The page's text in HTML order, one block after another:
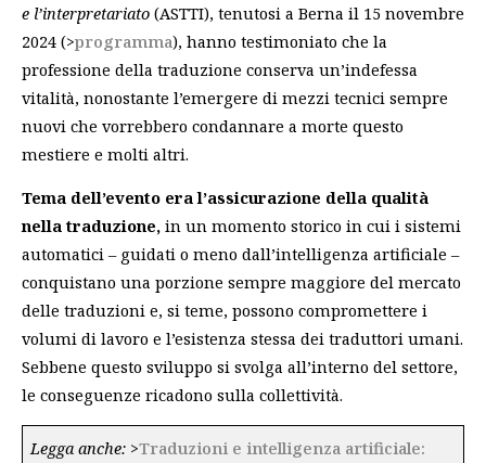
e l’interpretariato (ASTTI), tenutosi a Berna il 15 novembre
2024 (>programma), hanno testimoniato che la
professione della traduzione conserva un’indefessa
vitalità, nonostante l’emergere di mezzi tecnici sempre
nuovi che vorrebbero condannare a morte questo
mestiere e molti altri.
Tema dell’evento era l’assicurazione della qualità
nella traduzione, in un momento storico in cui i sistemi
automatici – guidati o meno dall’intelligenza artificiale –
conquistano una porzione sempre maggiore del mercato
delle traduzioni e, si teme, possono compromettere i
volumi di lavoro e l’esistenza stessa dei traduttori umani.
Sebbene questo sviluppo si svolga all’interno del settore,
le conseguenze ricadono sulla collettività.
Legga anche: >Traduzioni e intelligenza artificiale: